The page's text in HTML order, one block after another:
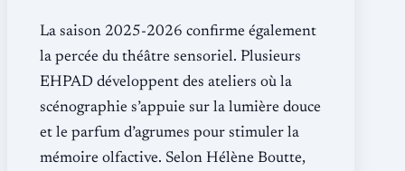
La saison 2025-2026 confirme également
la percée du théâtre sensoriel. Plusieurs
EHPAD développent des ateliers où la
scénographie s’appuie sur la lumière douce
et le parfum d’agrumes pour stimuler la
mémoire olfactive. Selon Hélène Boutte,